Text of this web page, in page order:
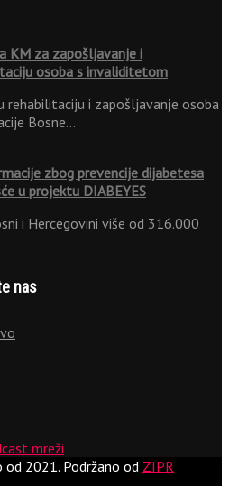
KM za zapošljavanje i
osoba s invaliditetom
rehabilitaciju i zapošljavanje osoba
Bosne…
zbog prevencije dijabetesa
u projektu DIABEYES
i Hercegovini više od 316.000
nas
od 2021. Podržano od ZIPR